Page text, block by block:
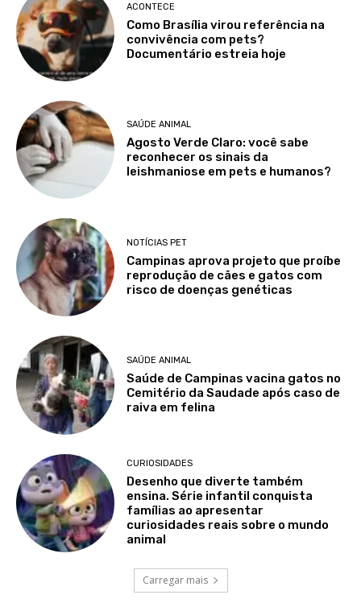
ACONTECE
Como Brasília virou referência na
convivência com pets?
Documentário estreia hoje
SAÚDE ANIMAL
Agosto Verde Claro: você sabe
reconhecer os sinais da
leishmaniose em pets e humanos?
NOTÍCIAS PET
Campinas aprova projeto que proíbe
reprodução de cães e gatos com
risco de doenças genéticas
SAÚDE ANIMAL
Saúde de Campinas vacina gatos no
Cemitério da Saudade após caso de
raiva em felina
CURIOSIDADES
Desenho que diverte também
ensina. Série infantil conquista
famílias ao apresentar
curiosidades reais sobre o mundo
animal
Carregar mais